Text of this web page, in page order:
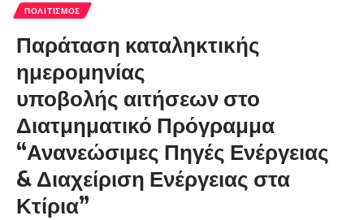
ΠΟΛΙΤΙΣΜΌΣ
Παράταση καταληκτικής
ημερομηνίας
υποβολής αιτήσεων στο
Διατμηματικό Πρόγραμμα
“Ανανεώσιμες Πηγές Ενέργειας
& Διαχείριση Ενέργειας στα
Κτίρια”